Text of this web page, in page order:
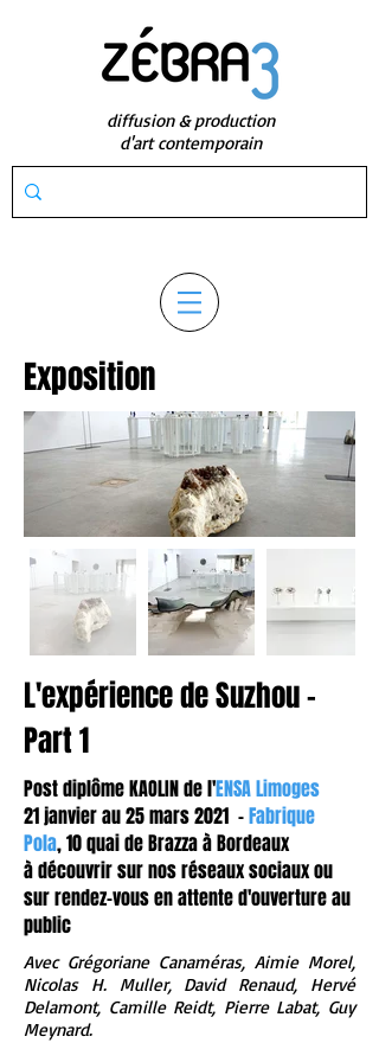
diffusion & production
d'art contemporain
Exposition
L'expérience de Suzhou -
Part 1
Post diplôme KAOLIN de l'ENSA Limoges
21 janvier au 25 mars 2021 -Fabrique
Pola, 10 quai de Brazza à Bordeaux
à découvrir sur nos réseaux sociaux ou
sur rendez-vous en attente d'ouverture au
public
Avec Grégoriane Canaméras, Aimie Morel,
Nicolas H. Muller, David Renaud, Hervé
Delamont, Camille Reidt, Pierre Labat, Guy
Meynard.